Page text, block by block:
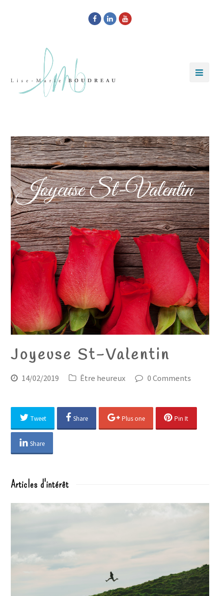
Facebook
LinkedInYoutube
Joyeuse St-Valentin
14/02/2019 Être heureux 0 Comments
Tweet Share Plus one Pin It
Share
Articles d'intérêt